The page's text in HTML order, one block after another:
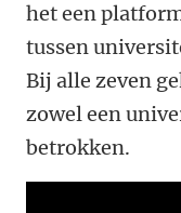
het een
tussen
Bij alle zeven
zowel een
betrokken.